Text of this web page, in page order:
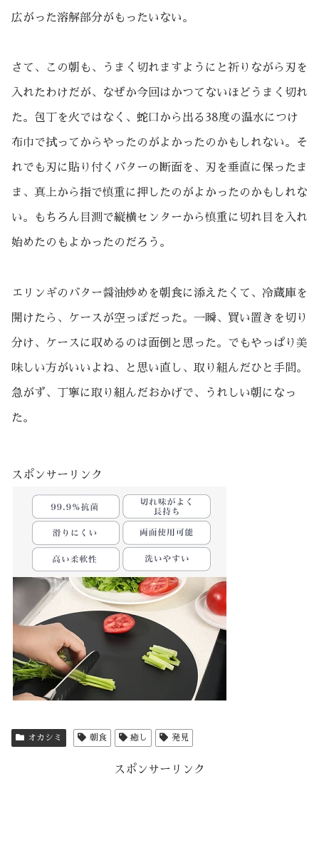
広がった溶解部分がもったいない。
さて、この朝も、うまく切れますようにと祈りながら刃を
入れたわけだが、なぜか今回はかつてないほどうまく切れ
た。包丁を火ではなく、蛇口から出る38度の温水につけ
布巾で拭ってからやったのがよかったのかもしれない。そ
れでも刃に貼り付くバターの断面を、刃を垂直に保ったま
ま、真上から指で慎重に押したのがよかったのかもしれな
い。もちろん目測で縦横センターから慎重に切れ目を入れ
始めたのもよかったのだろう。
エリンギのバター醤油炒めを朝食に添えたくて、冷蔵庫を
開けたら、ケースが空っぽだった。一瞬、買い置きを切り
分け、ケースに収めるのは面倒と思った。でもやっぱり美
味しい方がいいよね、と思い直し、取り組んだひと手間。
急がず、丁寧に取り組んだおかげで、うれしい朝になっ
た。
スポンサーリンク
オカシミ 朝食 癒し 発見
スポンサーリンク